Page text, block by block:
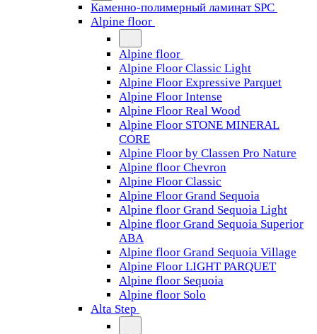
Каменно-полимерный ламинат SPC
Alpine floor
Alpine floor
Alpine Floor Classic Light
Alpine Floor Expressive Parquet
Alpine Floor Intense
Alpine Floor Real Wood
Alpine Floor STONE MINERAL
CORE
Alpine Floor by Classen Pro Nature
Alpine floor Chevron
Alpine Floor Classic
Alpine Floor Grand Sequoia
Alpine floor Grand Sequoia Light
Alpine floor Grand Sequoia Superior
ABA
Alpine floor Grand Sequoia Village
Alpine Floor LIGHT PARQUET
Alpine floor Sequoia
Alpine floor Solo
Alta Step